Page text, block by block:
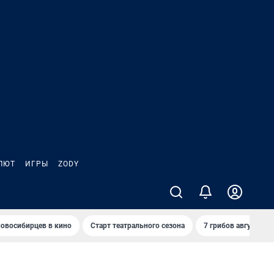
ИГРЫ ZODY
в кино Старт театрального сезона 7 грибов августа